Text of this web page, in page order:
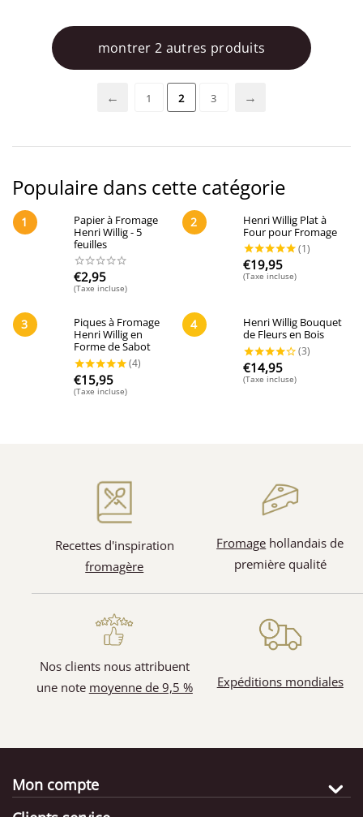
montrer 2 autres produits
1 2 3
Populaire dans cette catégorie
1
Papier à Fromage
Henri Willig - 5
feuilles
€2,95
(Taxe incluse)
2
Henri Willig Plat à
Four pour Fromage
€19,95
(Taxe incluse)
3
Piques à Fromage
Henri Willig en
Forme de Sabot
(4)
€15,95
(Taxe incluse)
4
Henri Willig Bouquet
de Fleurs en Bois
€14,95
(Taxe incluse)
Recettes d'inspiration
fromagère
Fromage hollandais de
première qualité
Nos clients nous attribuent
une note moyenne de 9,5 % Expéditions mondiales
Mon compte